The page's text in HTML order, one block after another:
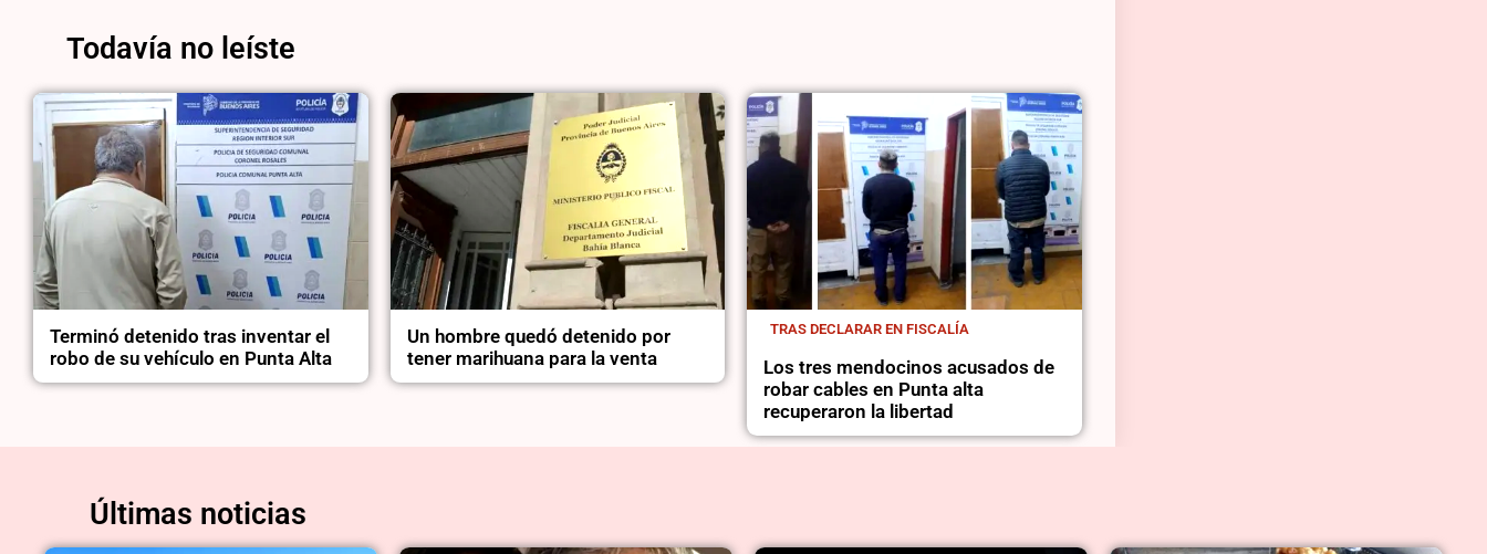
Todavía no leíste
Terminó detenido tras inventar el
robo de su vehículo en Punta Alta
Un hombre quedó detenido por
tener marihuana para la venta
TRAS DECLARAR EN FISCALÍA
Los tres mendocinos acusados de
robar cables en Punta alta
recuperaron la libertad
Últimas noticias